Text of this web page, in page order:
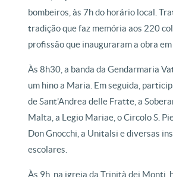
bombeiros, às 7h do horário local.
tradição que faz memória aos 220
profissão que inauguraram a obra em
Às 8h30, a banda da Gendarmaria
um hino a Maria. Em seguida,
de Sant’Andrea delle Fratte, a
Malta, a Legio Mariae, o Circolo S.
Don Gnocchi, a Unitalsi e diversas
escolares.
Às 9h, na igreja da Trinità dei Monti,